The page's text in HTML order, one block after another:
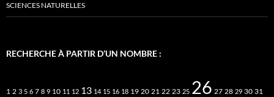
SCIENCES NATURELLES
RECHERCHE À PARTIR D’UN NOMBRE :
1 2 3 5 6 7 8 9 10 11 12 13 14 15 16 18 19 20 21 22 23 25 26 27 28 29 30 31